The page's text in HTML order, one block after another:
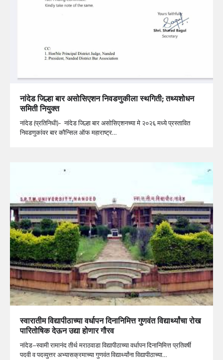
नांदेड जिल्हा बार असोसिएशन निवडणुकीला स्थगिती; तथ्यशोधन
समिती नियुक्त
नांदेड (प्रतिनिधी)- नांदेड जिल्हा बार असोसिएशनच्या मे २०२६ मध्ये प्रस्तावित
निवडणुकांवर बार कौन्सिल ऑफ महाराष्ट्र…
स्वारातीम वि‌द्यापीठाच्या वर्धापन दिनानिमित्त गुणवंत विद्यार्थ्यांचा रोख
पारितोषिक देऊन उद्या होणार गौरव
नांदेड–स्वामी रामानंद तीर्थ मराठवाडा विद्यापीठाच्या वर्धापन दिनानिमित्त प्रतिवर्षी
पदवी व पदव्युत्तर अभ्यासक्रमाच्या गुणवंत विद्यार्थ्यांना विद्यापीठाच्या…